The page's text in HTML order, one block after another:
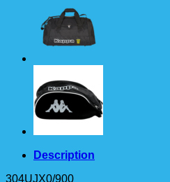
Description
304UJX0/900